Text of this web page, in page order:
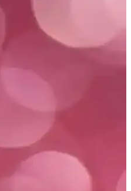
yardımcı olunuyor.